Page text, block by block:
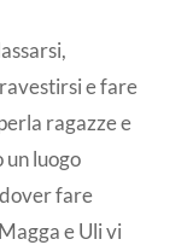
e fare
ragazze e
un luogo
fare
e Uli vi